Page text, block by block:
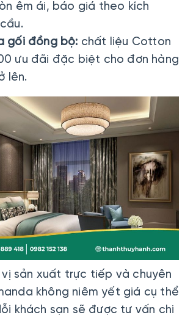
êm ái, báo giá theo kích
gối đồng bộ: chất liệu Cotton
ưu đãi đặc biệt cho đơn hàng
lên.
vị sản xuất trực tiếp và chuyên
không niêm yết giá cụ thể
khách sạn sẽ được tư vấn chi